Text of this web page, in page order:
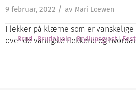
9 februar, 2022 / av Mari Loewen
Flekker på klærne som er vanskelige
over de vanligste flekkene og
Brud Brudekjole Bryllupsgjest